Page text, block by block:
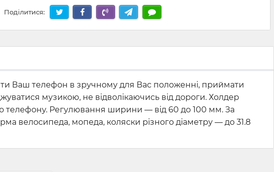
Поділитися:
Ваш телефон в зручному для Вас положенні, приймати
музикою, не відволікаючись від дороги. Холдер
телефону. Регулювання ширини — від 60 до 100 мм. За
велосипеда, мопеда, коляски різного діаметру — до 31.8